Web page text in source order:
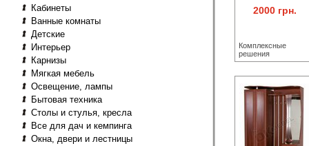
Кабинеты
Ванные комнаты
Детские
Интерьер
Карнизы
Мягкая мебель
Освещение, лампы
Бытовая техника
Столы и стулья, кресла
Все для дач и кемпинга
Окна, двери и лестницы
2000 грн.
Комплексные
решения